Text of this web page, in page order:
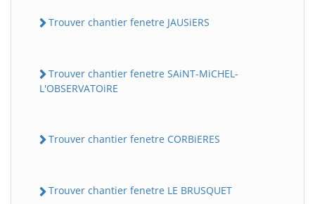
Trouver chantier fenetre JAUSiERS
Trouver chantier fenetre SAiNT-MiCHEL-
L'OBSERVATOiRE
Trouver chantier fenetre CORBiERES
Trouver chantier fenetre LE BRUSQUET